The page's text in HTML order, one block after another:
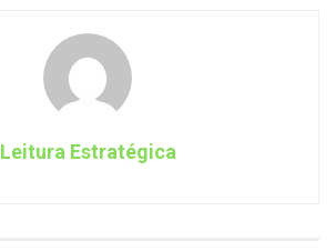
Leitura Estratégica